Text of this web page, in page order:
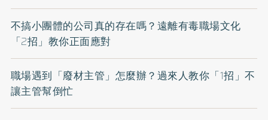
不搞小團體的公司真的存在嗎？遠離有毒職場文化
「2招」教你正面應對
職場遇到「廢材主管」怎麼辦？過來人教你「1招」不
讓主管幫倒忙